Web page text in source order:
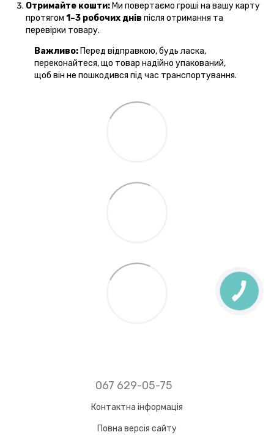
Отримайте кошти: Ми повертаємо гроші на вашу карту
протягом 1–3 робочих днів після отримання та
перевірки товару.
Важливо: Перед відправкою, будь ласка,
переконайтеся, що товар надійно упакований,
щоб він не пошкодився під час транспортування.
067 629-05-75
Контактна інформація
Повна версія сайту